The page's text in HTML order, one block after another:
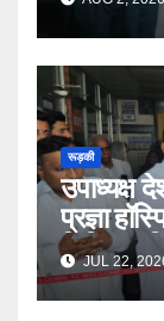
रूड़की
उपाध्यक्ष
प्रज्ञा
चिकित्सा
सेवाJUL 22,